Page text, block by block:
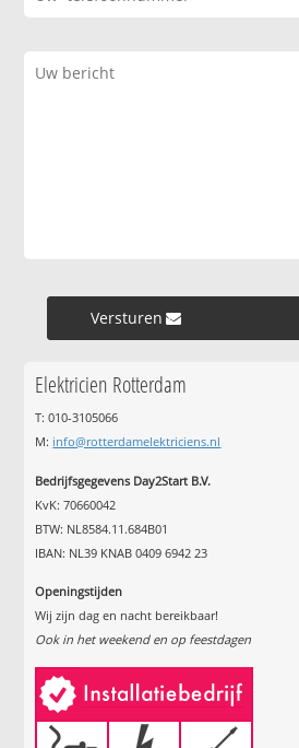
Versturen »
Elektricien Rotterdam
T: 010-3105066
M: info@rotterdamelektriciens.nl
Bedrijfsgegevens Day2Start B.V.
KvK: 70660042
BTW: NL8584.11.684B01
IBAN: NL39 KNAB 0409 6942 23
Openingstijden
Wij zijn dag en nacht bereikbaar!
Ook in het weekend en op feestdagen